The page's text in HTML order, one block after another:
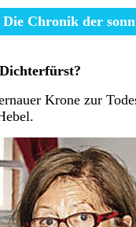
Die Chronik der
Krone zur